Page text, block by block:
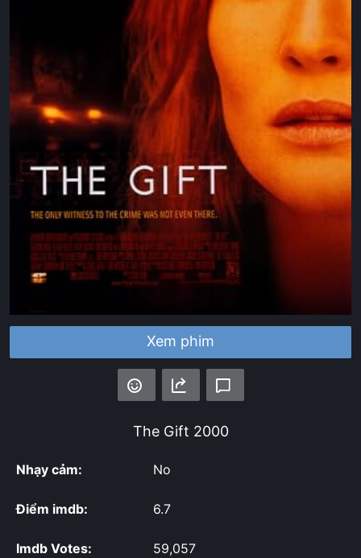
Xem phim
The Gift 2000
Nhạy cảm: No
Điểm imdb: 6.7
Imdb Votes: 59,057